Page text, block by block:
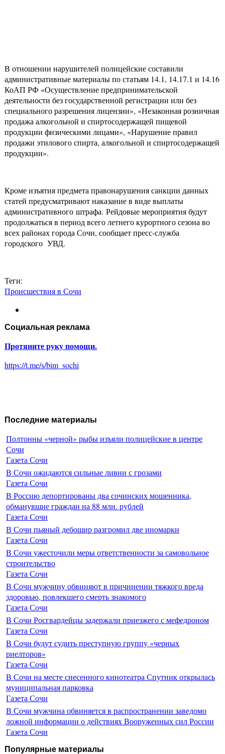
В отношении нарушителей полицейские составили
административные материалы по статьям 14.1, 14.17.1 и 14.16
КоАП РФ «Осуществление предпринимательской
деятельности без государственной регистрации или без
специального разрешения лицензии», «Незаконная розничная
продажа алкогольной и спиртосодержащей пищевой
продукции физическими лицами», «Нарушение правил
продажи этилового спирта, алкогольной и спиртосодержащей
продукции».
Кроме изъятия предмета правонарушения санкции данных
статей предусматривают наказание в виде выплаты
административного штрафа. Рейдовые мероприятия будут
продолжаться в период всего летнего курортного сезона во
всех районах города Сочи, сообщает пресс-служба
городского УВД.
Теги:
Происшествия в Сочи
Социальная реклама
Протяните руку помощи.
https://t.me/s/bim_sochi
Последние материалы
Полтонны «черной» рыбы изъяли полицейские в центре
Сочи
Газета Сочи
В Сочи ожидаются сильные ливни с грозами
Газета Сочи
В Россию депортированы два сочинских мошенника,
обманувшие граждан на 88 млн. рублей
Газета Сочи
В Сочи пьяный дебошир разгромил две иномарки
Газета Сочи
В Сочи ужесточили меры ответственности за самовольное
строительство
Газета Сочи
В Сочи мужчину обвиняют в причинении тяжкого вреда
здоровью, повлекшего смерть знакомого
Газета Сочи
В Сочи Росгвардейцы задержали приезжего с мефедроном
Газета Сочи
В Сочи будут судить преступную группу «черных
риелторов»
Газета Сочи
В Сочи на месте снесенного кинотеатра Спутник открылась
муниципальная парковка
Газета Сочи
В Сочи мужчина обвиняется в распространении заведомо
ложной информации о действиях Вооруженных сил России
Газета Сочи
Популярные материалы